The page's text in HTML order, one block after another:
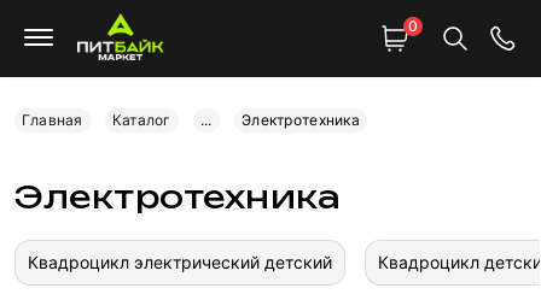
0
Главная Каталог ... Электротехника
Электротехника
Квадроцикл электрический детский Квадроцикл